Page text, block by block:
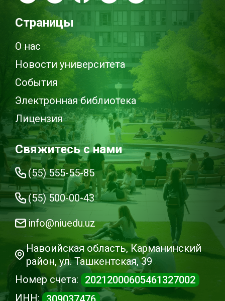
Страницы
О нас
Новости университета
События
Электронная библиотека
Лицензия
Свяжитесь с нами
(55) 555-55-85
(55) 500-00-43
info@niuedu.uz
Навоийская область, Карманинский
район, ул. Ташкентская, 39
Номер счета:
20212000605461327002
ИНН: